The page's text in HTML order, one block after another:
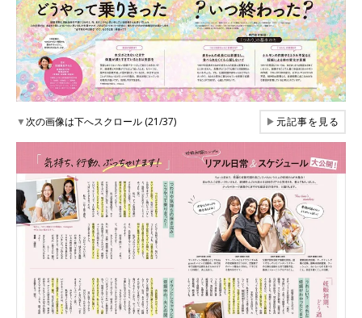
▼次の画像は下へスクロール (21/37) ▶元記事を見る